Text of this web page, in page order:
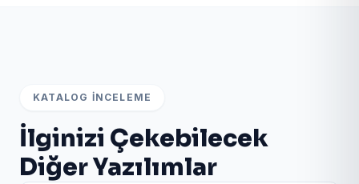
KATALOG İNCELEME
İlginizi Çekebilecek
Diğer Yazılımlar